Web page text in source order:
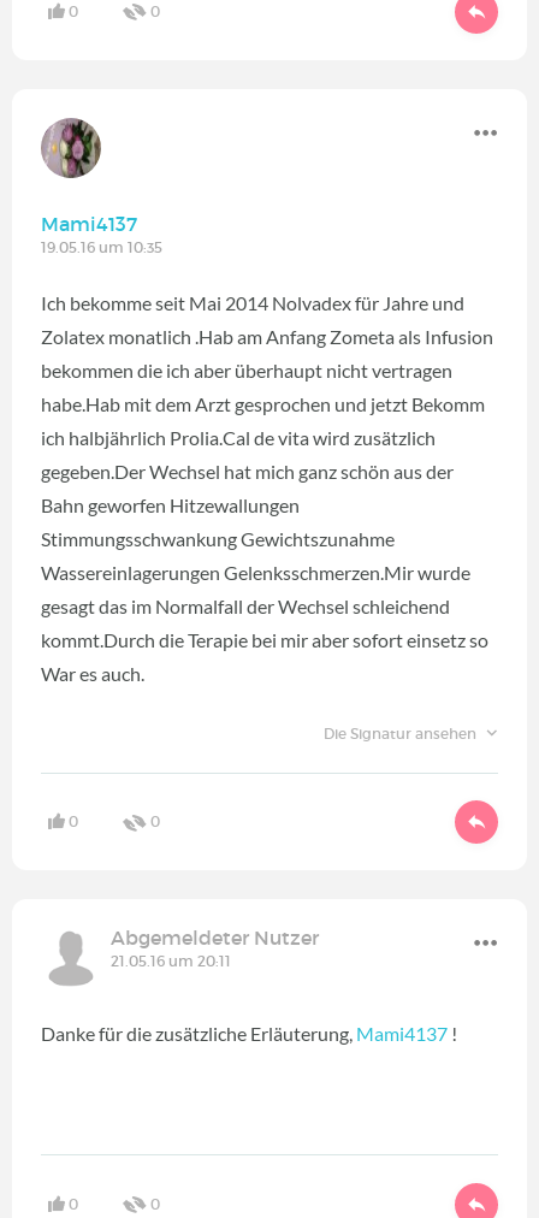
0 0
Mami4137
19.05.16 um 10:35
Ich bekomme seit Mai 2014 Nolvadex für Jahre und
Zolatex monatlich .Hab am Anfang Zometa als Infusion
bekommen die ich aber überhaupt nicht vertragen
habe.Hab mit dem Arzt gesprochen und jetzt Bekomm
ich halbjährlich Prolia.Cal de vita wird zusätzlich
gegeben.Der Wechsel hat mich ganz schön aus der
Bahn geworfen Hitzewallungen
Stimmungsschwankung Gewichtszunahme
Wassereinlagerungen Gelenksschmerzen.Mir wurde
gesagt das im Normalfall der Wechsel schleichend
kommt.Durch die Terapie bei mir aber sofort einsetz so
War es auch.
Die Signatur ansehen
0 0
Abgemeldeter Nutzer
21.05.16 um 20:11
Danke für die zusätzliche Erläuterung, Mami4137 !
0 0